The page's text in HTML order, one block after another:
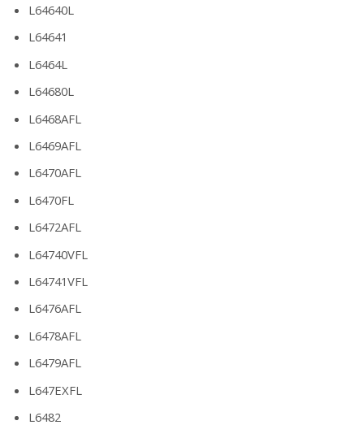
L64640L
L64641
L6464L
L64680L
L6468AFL
L6469AFL
L6470AFL
L6470FL
L6472AFL
L64740VFL
L64741VFL
L6476AFL
L6478AFL
L6479AFL
L647EXFL
L6482